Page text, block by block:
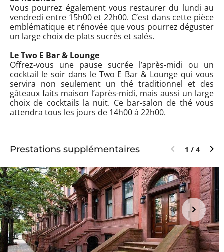
Vous pourrez également vous restaurer du lundi au
vendredi entre 15h00 et 22h00. C’est dans cette pièce
emblématique et rénovée que vous pourrez déguster
un large choix de plats sucrés et salés.
Le Two E Bar & Lounge
Offrez-vous une pause sucrée l’après-midi ou un
cocktail le soir dans le Two E Bar & Lounge qui vous
servira non seulement un thé traditionnel et des
gâteaux faits maison l’après-midi, mais aussi un large
choix de cocktails la nuit. Ce bar-salon de thé vous
attendra tous les jours de 14h00 à 22h00.
Prestations supplémentaires 1 / 4